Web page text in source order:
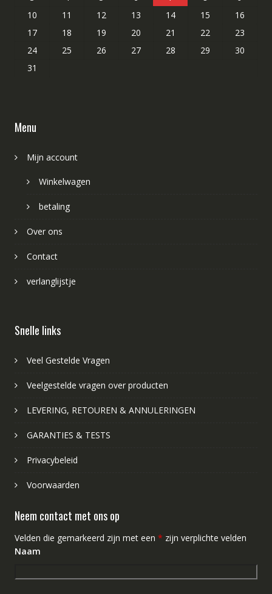
10
11 12 13 14 15
16
17
18 19 20 21 22
23
24
25 26 27 28 29
30
31
Menu
Mijn account
Winkelwagen
betaling
Over ons
Contact
verlanglijstje
Snelle links
Veel Gestelde Vragen
Veelgestelde vragen over producten
LEVERING, RETOUREN & ANNULERINGEN
GARANTIES & TESTS
Privacybeleid
Voorwaarden
Neem contact met ons op
Velden die gemarkeerd zijn met een * zijn verplichte velden
Naam